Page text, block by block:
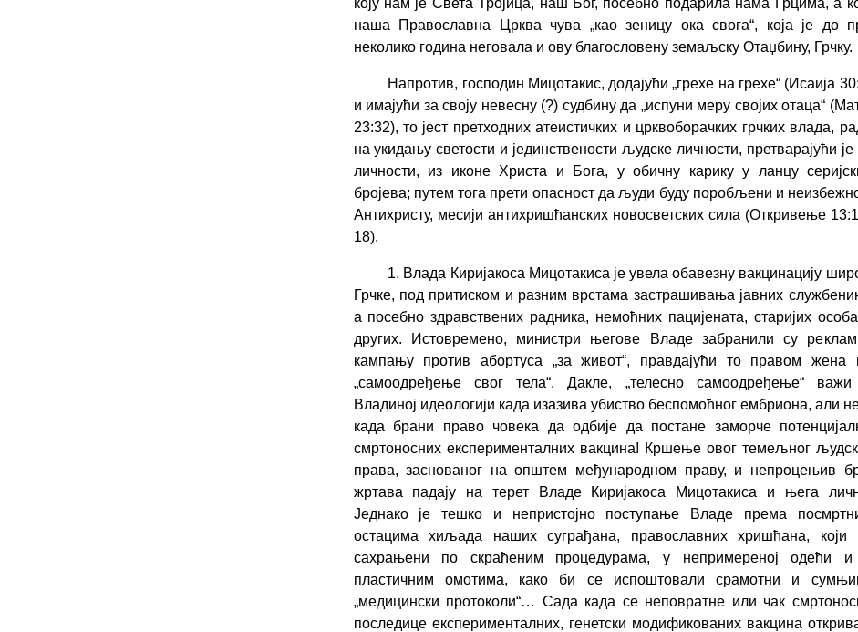
коју нам је Света Тројица, наш Бог, посебно подарила нама Грцима, а
наша Православна Црква чува „као зеницу ока свога“, која је до
неколико година неговала и ову благословену земаљску Отаџбину, Грчку.
Напротив, господин Мицотакис, додајући „грехе на грехе“ (Исаија
и имајући за своју невесну (?) судбину да „испуни меру својих отаца“
23:32), то јест претходних атеистичких и црквоборачких грчких влада,
на укидању светости и јединствености људске личности, претварајући је
личности, из иконе Христа и Бога, у обичну карику у ланцу
бројева; путем тога прети опасност да људи буду поробљени и
Антихристу, месији антихришћанских новосветских сила (Откривење
18).
1. Влада Киријакоса Мицотакиса је увела обавезну вакцинацију
Грчке, под притиском и разним врстама застрашивања јавних
а посебно здравствених радника, немоћних пацијената, старијих
других. Истовремено, министри његове Владе забранили су
кампању против абортуса „за живот“, правдајући то правом жена
„самоодређење свог тела“. Дакле, „телесно самоодређење“
Владиној идеологији када изазива убиство беспомоћног ембриона, али
када брани право човека да одбије да постане заморче
смртоносних експерименталних вакцина! Кршење овог темељног
права, заснованог на општем међународном праву, и непроцењив
жртава падају на терет Владе Киријакоса Мицотакиса и њега
Једнако је тешко и непристојно поступање Владе према
остацима хиљада наших суграђана, православних хришћана, који
сахрањени по скраћеним процедурама, у непримереној одећи
пластичним омотима, како би се испоштовали срамотни и
„медицински протоколи“… Сада када се неповратне или чак
последице експерименталних, генетски модификованих вакцина